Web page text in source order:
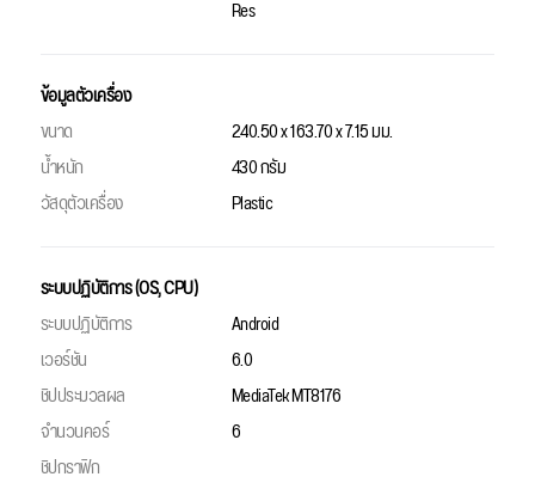
Res
ข้อมูลตัวเครื่อง
ขนาด
240.50 x 163.70 x 7.15 มม.
น้ำหนัก
430 กรัม
วัสดุตัวเครื่อง
Plastic
ระบบปฏิบัติการ (OS, CPU)
ระบบปฏิบัติการ
Android
เวอร์ชัน
6.0
ชิปประมวลผล
MediaTek MT8176
จำนวนคอร์
6
ชิปกราฟิก